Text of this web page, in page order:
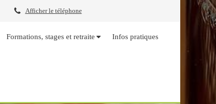
Afficher le téléphone
Formations, stages et retraite Infos pratiques